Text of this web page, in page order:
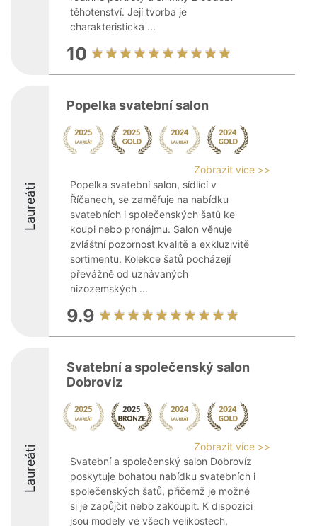
těhotenství. Její tvorba je
charakteristická ...
10
Laureáti
Popelka svatební salon
Zobrazit více >>
Popelka svatební salon, sídlící v
Říčanech, se zaměřuje na nabídku
svatebních i společenských šatů ke
koupi nebo pronájmu. Salon věnuje
zvláštní pozornost kvalitě a exkluzivitě
sortimentu. Kolekce šatů pocházejí
převážně od uznávaných
nizozemských ...
9.9
Laureáti
Svatební a společenský salon
Dobrovíz
Zobrazit více >>
Svatební a společenský salon Dobrovíz
poskytuje bohatou nabídku svatebních i
společenských šatů, přičemž je možné
si je zapůjčit nebo zakoupit. K dispozici
jsou modely ve všech velikostech,